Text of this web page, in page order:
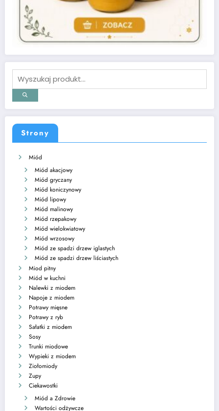
Strony
Miód
Miód akacjowy
Miód gryczany
Miód koniczynowy
Miód lipowy
Miód malinowy
Miód rzepakowy
Miód wielokwiatowy
Miód wrzosowy
Miód ze spadzi drzew iglastych
Miód ze spadzi drzew liściastych
Miod pitny
Miód w kuchni
Nalewki z miodem
Napoje z miodem
Potrawy mięsne
Potrawy z ryb
Sałatki z miodem
Sosy
Trunki miodowe
Wypieki z miodem
Ziołomiody
Zupy
Ciekawostki
Miód a Zdrowie
Wartości odżywcze